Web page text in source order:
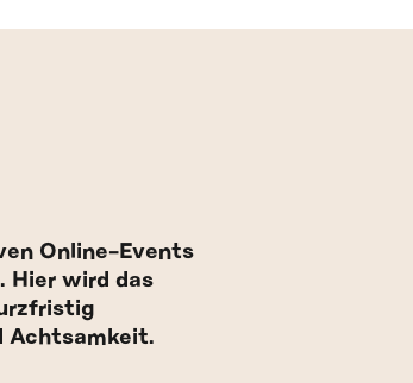
Online-Events
Hier wird das
Achtsamkeit.